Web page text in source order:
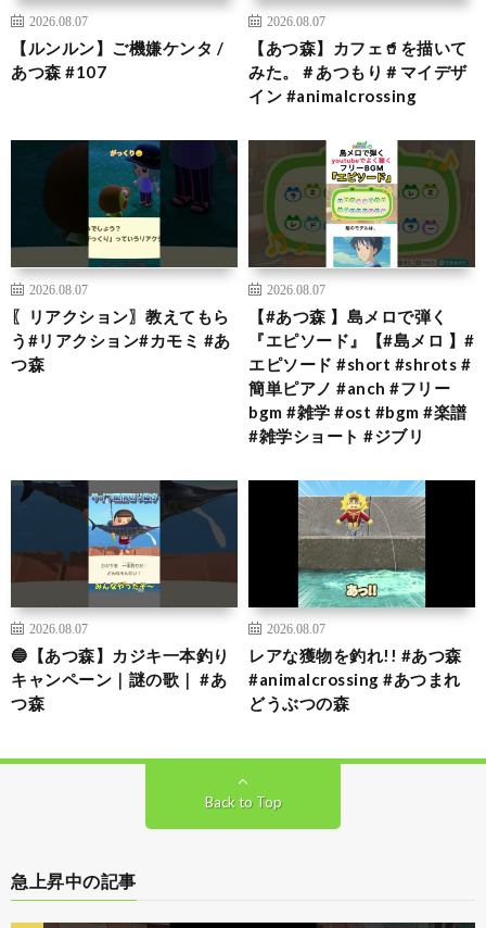
2026.08.07
【ルンルン】ご機嫌ケンタ /
あつ森 #107
2026.08.07
【あつ森】カフェ🥤を描いて
みた。＃あつもり＃マイデザ
イン #animalcrossing
2026.08.07
〖リアクション〗教えてもら
う#リアクション#カモミ #あ
つ森
2026.08.07
【#あつ森 】島メロで弾く
『エピソード』【#島メロ 】#
エピソード #short #shrots #
簡単ピアノ #anch #フリー
bgm #雑学 #ost #bgm #楽譜
#雑学ショート #ジブリ
2026.08.07
🔵【あつ森】カジキ一本釣り
キャンペーン｜謎の歌｜ #あ
つ森
2026.08.07
レアな獲物を釣れ!! #あつ森
#animalcrossing #あつまれ
どうぶつの森
Back to Top
急上昇中の記事